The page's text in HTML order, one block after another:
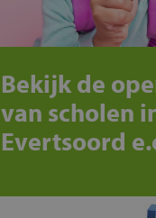
Bekijk de
van scholen
Evertsoord